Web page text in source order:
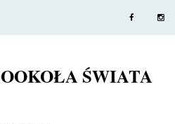
ŚWIATA